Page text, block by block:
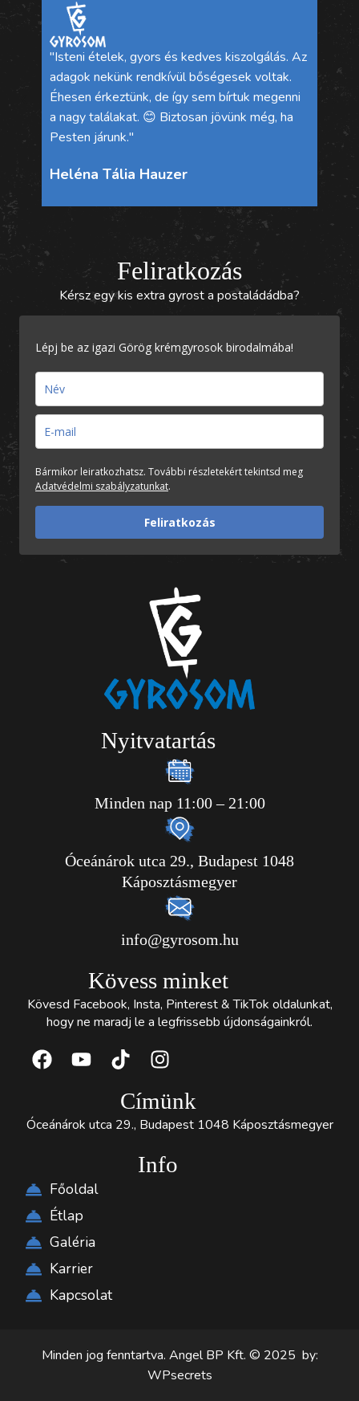
"Isteni ételek, gyors és kedves kiszolgálás. Az
adagok nekünk rendkívül bőségesek voltak.
Éhesen érkeztünk, de így sem bírtuk megenni
a nagy találakat. 😊 Biztosan jövünk még, ha
Pesten járunk."
Heléna Tália Hauzer
már
Feliratkozás
Kérsz egy kis extra gyrost a postaládádba?
Lépj be az igazi Görög krémgyrosok birodalmába!
Bármikor leiratkozhatsz. További részletekért tekintsd meg
Adatvédelmi szabályzatunkat.
Feliratkozás
Info
Főoldal
Étlap
Galéria
Karrier
Kapcsolat
Kövess minket
Kövesd Facebook, Insta, Pinterest & TikTok oldalunkat,
hogy ne maradj le a legfrissebb újdonságainkról.
Címünk
Óceánárok utca 29., Budapest 1048 Káposztásmegyer
Nyitvatartás
Minden nap 11:00 – 21:00
Óceánárok utca 29., Budapest 1048
Káposztásmegyer
info@gyrosom.hu
Minden jog fenntartva. Angel BP Kft. © 2025 by:
WPsecrets